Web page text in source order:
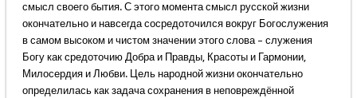
смысл своего бытия. С этого момента смысл русской жизни
окончательно и навсегда сосредоточился вокруг Богослужения
в самом высоком и чистом значении этого слова – служения
Богу как средоточию Добра и Правды, Красоты и Гармонии,
Милосердия и Любви. Цель народной жизни окончательно
определилась как задача сохранения в неповреждённой